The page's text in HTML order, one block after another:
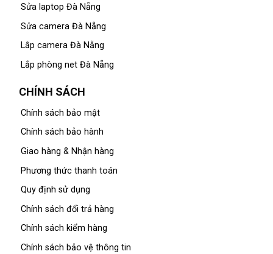
Sửa laptop Đà Nẵng
Sửa camera Đà Nẵng
Lắp camera Đà Nẵng
Lắp phòng net Đà Nẵng
CHÍNH SÁCH
Chính sách bảo mật
Chính sách bảo hành
Giao hàng & Nhận hàng
Phương thức thanh toán
Quy định sử dụng
Chính sách đổi trả hàng
Chính sách kiểm hàng
Chính sách bảo vệ thông tin